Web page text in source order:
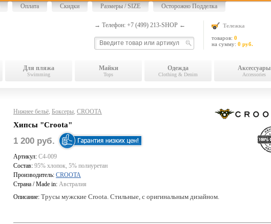
Оплата Скидки Размеры / SIZE Осторожно Подделка
Тележка
товаров: 0
на сумму: 0 руб.
→ Телефон: +7 (499) 213-SHOP ←
Для пляжа
Swimming
Майки
Tops
Одежда
Clothing & Denim
Аксессуары
Accessories
Нижнее бельё, Боксеры, CROOTA
Хипсы "Croota"
1 200 руб.
Артикул: C4-009
Состав: 95% хлопок, 5% полиуретан
Производитель: CROOTA
Страна / Made in: Австралия
Описание: Трусы мужские Croota. Стильные, с оригинальным дизайном.